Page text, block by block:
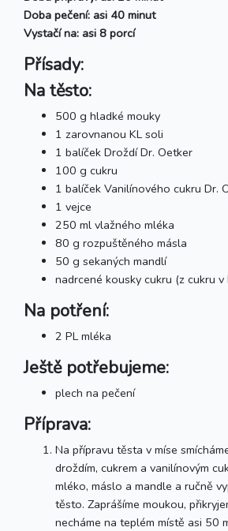
Doba pečení: asi 40 minut
Vystačí na: asi 8 porcí
Přísady:
Na těsto:
500 g hladké mouky
1 zarovnanou KL soli
1 balíček Droždí Dr. Oetker
100 g cukru
1 balíček Vanilínového cukru Dr.
1 vejce
250 ml vlažného mléka
80 g rozpuštěného másla
50 g sekaných mandlí
nadrcené kousky cukru (z cukru v
Na potření:
2 PL mléka
Ještě potřebujeme:
plech na pečení
Příprava:
Na přípravu těsta v míse
droždím, cukrem a vanilínovým
mléko, máslo a mandle a ručně
těsto. Zaprášíme moukou,
necháme na teplém místě asi 50